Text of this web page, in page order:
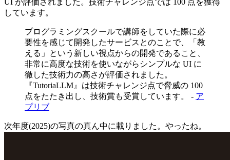
UI が評価されました。技術チャレンジ点では 100 点を獲得
しています。
プログラミングスクールで講師をしていた際に必
要性を感じて開発したサービスとのことで、「教
える」という新しい視点からの開発であること、
非常に高度な技術を使いながらシンプルな UI に
徹した技術力の高さが評価されました。
『TutoriaLLM』は技術チャレンジ点で脅威の 100
点をたたき出し、技術賞も受賞しています。 - ア
プリブ
次年度(2025)の写真の真ん中に載りました。やったね。